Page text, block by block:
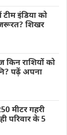
इंडिया को
जरूरत? शिखर
राशियों को
पढ़ें अपना
मीटर गहरी
परिवार के 5